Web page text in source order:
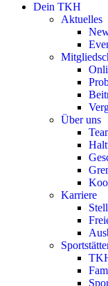
Dein TKH
Aktuelles
Über uns
Karriere